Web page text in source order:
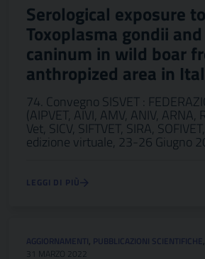
Serological exposure to
Toxoplasma gondii
caninum in wild boar
anthropized area in
74. Convegno SISVET :
(AIPVET, AIVI, AMV, ANIV, ARNA,
Vet, SICV, SIFTVET, SIRA,
edizione virtuale, 23-26 Giugno
LEGGI DI PIÙ
AGGIORNAMENTI, PUBBLICAZIONI SCIENTIFICHE,
31 MARZO 2022